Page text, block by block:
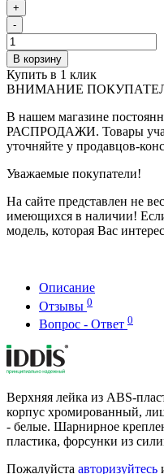
+
-
В корзину
Купить в 1 клик
ВНИМАНИЕ
В нашем магазине
РАСПРОДАЖИ. Товары
уточняйте у продавцов-
Уважаемые покупатели!
На сайте представлен не
имеющихся в наличии!
модель, которая Вас
Описание
Отзывы 0
Вопрос - Ответ 0
Верхняя лейка из ABS-
корпус хромированный,
- белые. Шарнирное
пластика, форсунки из
Пожалуйста авторизуйтесь